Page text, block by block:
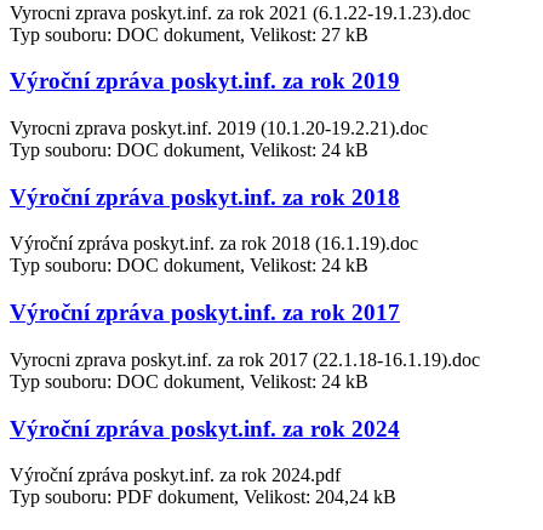
Vyrocni zprava poskyt.inf. za rok 2021 (6.1.22-19.1.23).doc
Typ souboru: DOC dokument, Velikost: 27 kB
Výroční zpráva poskyt.inf. za rok 2019
Vyrocni zprava poskyt.inf. 2019 (10.1.20-19.2.21).doc
Typ souboru: DOC dokument, Velikost: 24 kB
Výroční zpráva poskyt.inf. za rok 2018
Výroční zpráva poskyt.inf. za rok 2018 (16.1.19).doc
Typ souboru: DOC dokument, Velikost: 24 kB
Výroční zpráva poskyt.inf. za rok 2017
Vyrocni zprava poskyt.inf. za rok 2017 (22.1.18-16.1.19).doc
Typ souboru: DOC dokument, Velikost: 24 kB
Výroční zpráva poskyt.inf. za rok 2024
Výroční zpráva poskyt.inf. za rok 2024.pdf
Typ souboru: PDF dokument, Velikost: 204,24 kB